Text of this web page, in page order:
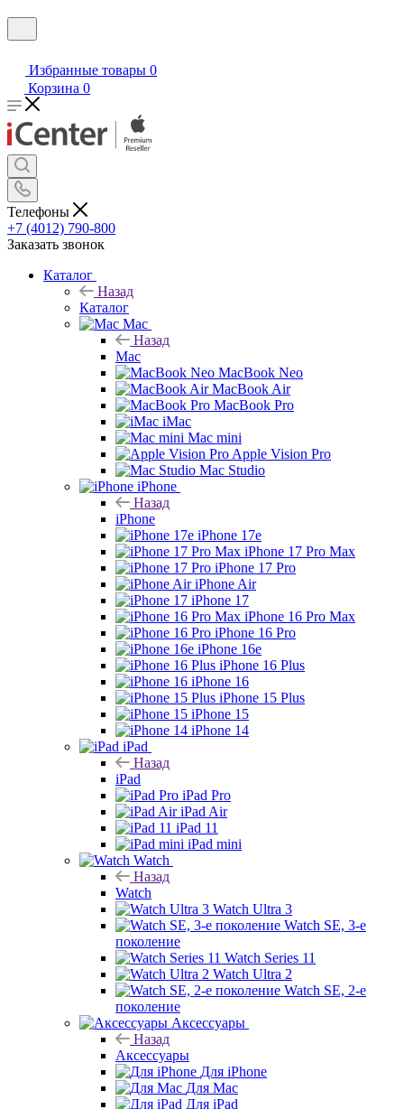
Избранные товары 0
Корзина 0
Телефоны
+7 (4012) 790-800
Заказать звонок
Каталог
Назад
Каталог
Mac
Назад
Mac
MacBook Neo
MacBook Air
MacBook Pro
iMac
Mac mini
Apple Vision Pro
Mac Studio
iPhone
Назад
iPhone
iPhone 17e
iPhone 17 Pro Max
iPhone 17 Pro
iPhone Air
iPhone 17
iPhone 16 Pro Max
iPhone 16 Pro
iPhone 16e
iPhone 16 Plus
iPhone 16
iPhone 15 Plus
iPhone 15
iPhone 14
iPad
Назад
iPad
iPad Pro
iPad Air
iPad 11
iPad mini
Watch
Назад
Watch
Watch Ultra 3
Watch SE, 3-е
поколение
Watch Series 11
Watch Ultra 2
Watch SE, 2-е
поколение
Аксессуары
Назад
Аксессуары
Для iPhone
Для Mac
Для iPad